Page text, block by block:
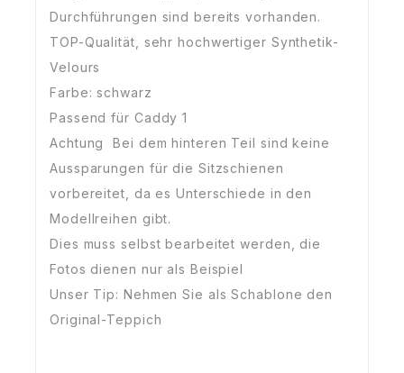
Durchführungen sind bereits vorhanden.
TOP-Qualität, sehr hochwertiger Synthetik-
Velours
Farbe: schwarz
Passend für Caddy 1
Achtung Bei dem hinteren Teil sind keine
Aussparungen für die Sitzschienen
vorbereitet, da es Unterschiede in den
Modellreihen gibt.
Dies muss selbst bearbeitet werden, die
Fotos dienen nur als Beispiel
Unser Tip: Nehmen Sie als Schablone den
Original-Teppich